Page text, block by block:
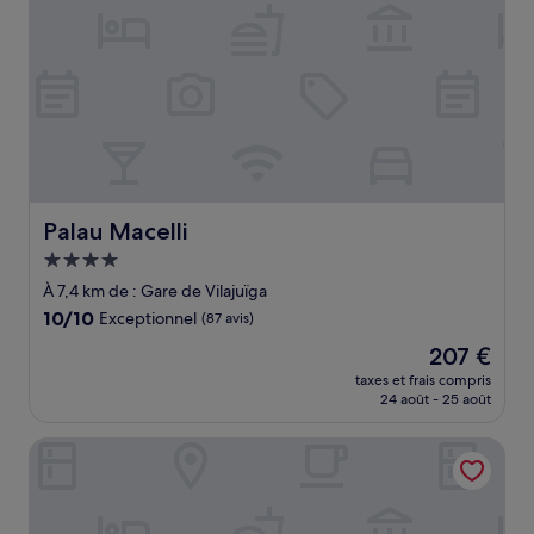
Palau Macelli
Palau Macelli
Hébergement
4.0 étoiles
À 7,4 km de : Gare de Vilajuïga
10.0
10/10 Exceptionnel (87 avis)
Le
nouveau
prix
de
207 €
207 €
taxes et frais compris
24 août - 25 août